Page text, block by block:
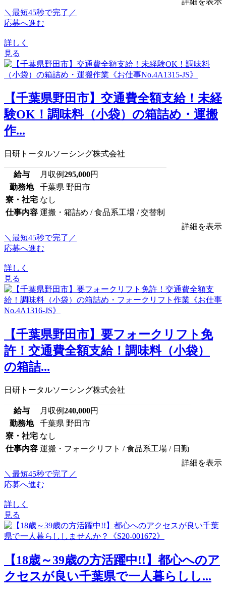
＼最短45秒で完了／
応募へ進む
詳しく
見る
【千葉県野田市】交通費全額支給！未経
験OK！調味料（小袋）の箱詰め・運搬
作...
日研トータルソーシング株式会社
給与 月収例295,000円
勤務地
千葉県 野田市
寮・社宅 なし
仕事内容 運搬・箱詰め / 食品系工場 / 交替制
詳細を表示
＼最短45秒で完了／
応募へ進む
詳しく
見る
【千葉県野田市】要フォークリフト免
許！交通費全額支給！調味料（小袋）
の箱詰...
日研トータルソーシング株式会社
給与 月収例240,000円
勤務地
千葉県 野田市
寮・社宅 なし
仕事内容 運搬・フォークリフト / 食品系工場 / 日勤
詳細を表示
＼最短45秒で完了／
応募へ進む
詳しく
見る
【18歳～39歳の方活躍中!!】都心へのア
クセスが良い千葉県で一人暮らしし...